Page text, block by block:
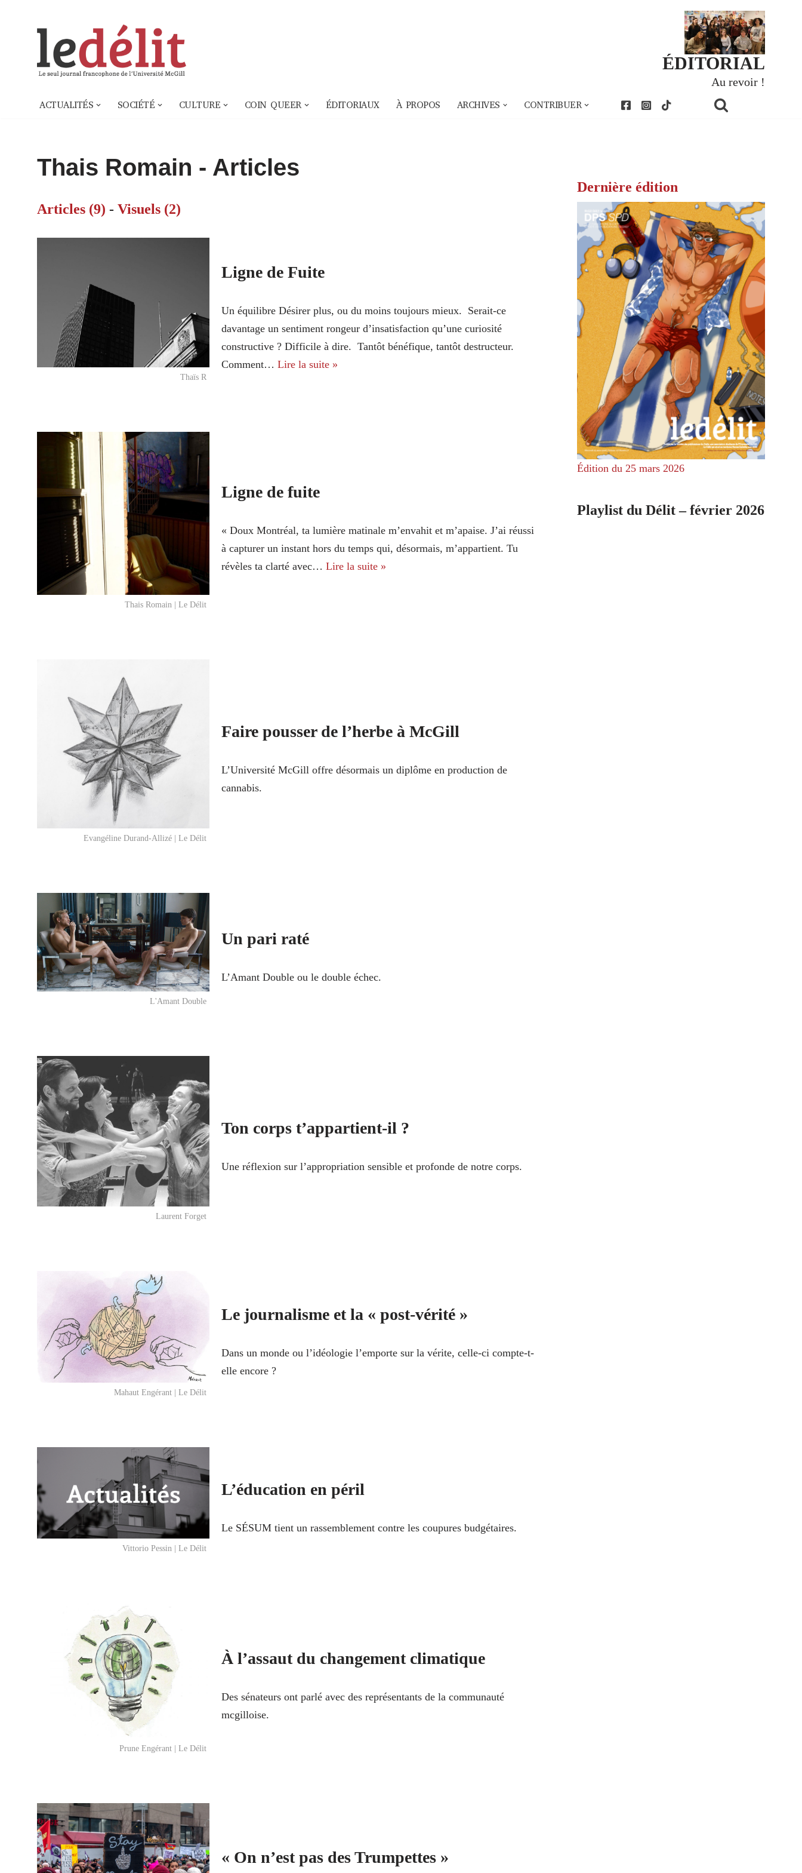
ÉDITORIAL
Au revoir !
ACTUALITÉS SOCIÉTÉ CULTURE COIN QUEER ÉDITORIAUX À PROPOS ARCHIVES CONTRIBUER
Thais Romain - Articles
Articles (9) - Visuels (2)
Thaïs R
Ligne de Fuite
Un équilibre Désirer plus, ou du moins toujours mieux. Serait-ce
davantage un sentiment rongeur d’insatisfaction qu’une curiosité
constructive ? Difficile à dire. Tantôt bénéfique, tantôt destructeur.
Comment… Lire la suite »
Thais Romain | Le Délit
Ligne de fuite
« Doux Montréal, ta lumière matinale m’envahit et m’apaise. J’ai réussi
à capturer un instant hors du temps qui, désormais, m’appartient. Tu
révèles ta clarté avec… Lire la suite »
Evangéline Durand-Allizé | Le Délit
Faire pousser de l’herbe à McGill
L’Université McGill offre désormais un diplôme en production de
cannabis.
L'Amant Double
Un pari raté
L’Amant Double ou le double échec.
Laurent Forget
Ton corps t’appartient-il ?
Une réflexion sur l’appropriation sensible et profonde de notre corps.
Mahaut Engérant | Le Délit
Le journalisme et la « post-vérité »
Dans un monde ou l’idéologie l’emporte sur la vérite, celle-ci compte-t-
elle encore ?
Vittorio Pessin | Le Délit
L’éducation en péril
Le SÉSUM tient un rassemblement contre les coupures budgétaires.
Prune Engérant | Le Délit
À l’assaut du changement climatique
Des sénateurs ont parlé avec des représentants de la communauté
mcgilloise.
« On n’est pas des Trumpettes »
Dernière édition
Édition du 25 mars 2026
Playlist du Délit – février 2026